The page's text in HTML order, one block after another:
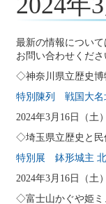
最新の情報につい
お問い合わせくださ
◇神奈川県立歴史博
特別陳列 戦国大名
2024年3月16日（土
◇埼玉県立歴史と民
特別展 鉢形城主
2024年3月16日（土
◇富士山かぐや姫ミ